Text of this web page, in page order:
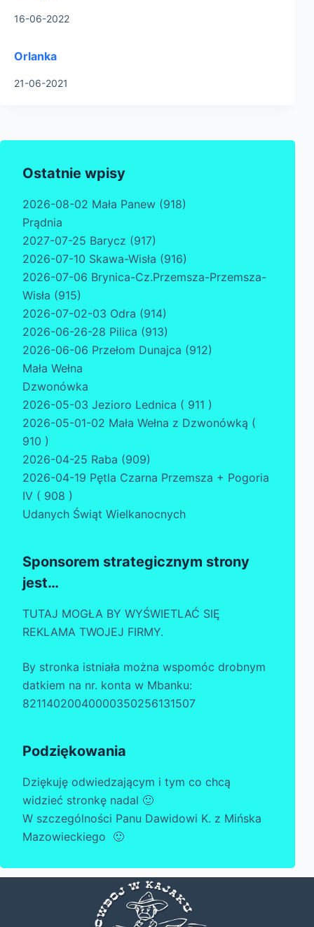
16-06-2022
Orlanka
21-06-2021
Ostatnie wpisy
2026-08-02 Mała Panew (918)
Prądnia
2027-07-25 Barycz (917)
2026-07-10 Skawa-Wisła (916)
2026-07-06 Brynica-Cz.Przemsza-Przemsza-
Wisła (915)
2026-07-02-03 Odra (914)
2026-06-26-28 Pilica (913)
2026-06-06 Przełom Dunajca (912)
Mała Wełna
Dzwonówka
2026-05-03 Jezioro Lednica ( 911 )
2026-05-01-02 Mała Wełna z Dzwonówką (
910 )
2026-04-25 Raba (909)
2026-04-19 Pętla Czarna Przemsza + Pogoria
IV ( 908 )
Udanych Świąt Wielkanocnych
Sponsorem strategicznym strony
jest…
TUTAJ MOGŁA BY WYŚWIETLAĆ SIĘ
REKLAMA TWOJEJ FIRMY.
By stronka istniała można wspomóc drobnym
datkiem na nr. konta w Mbanku:
82114020040000350256131507
Podziękowania
Dziękuję odwiedzającym i tym co chcą
widzieć stronkę nadal 🙂
W szczególności Panu Dawidowi K. z Mińska
Mazowieckiego 🙂